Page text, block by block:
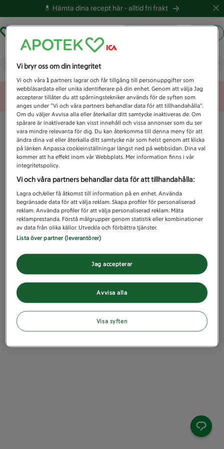
💊 Hämta dina recept här -alltid fri frakt
Vad letar du efter idag?
Unknown error
Vi bryr oss om din integritet
Vi och våra1 partners lagrar och får tillgång till personuppgifter som
webbläsardata eller unika identifierare på din enhet. Genom att välja Jag
accepterar tillåter du att spårningstekniker används för de syften som
anges under ”Vi och våra partners behandlar data för att tillhandahålla”.
Om du väljer Avvisa alla eller återkallar ditt samtycke inaktiveras de. Om
spårare är inaktiverade kan visst innehåll och vissa annonser som du ser
vara mindre relevanta för dig. Du kan återkomma till denna meny för att
ändra dina val eller återkalla ditt samtycke när som helst genom att klicka
på länken Anpassa cookieinställningar längst ned på webbsidan. Dina val
kommer att ha effekt inom vår Webbplats. Mer information finns i vår
integritetspolicy.
Vi och våra partners behandlar data för att tillhandahålla:
Lagra och/eller få åtkomst till information på en enhet. Använda
begränsade data för att välja reklam. Skapa profiler för personaliserad
reklam. Använda profiler för att välja personaliserad reklam. Mäta
reklamprestanda. Förstå målgrupper genom statistik eller kombinationer
av data från olika källor. Utveckla och förbättra tjänster.
Lista över partner (leverantörer)
Avvisa alla
Jag accepterar
Visa syften